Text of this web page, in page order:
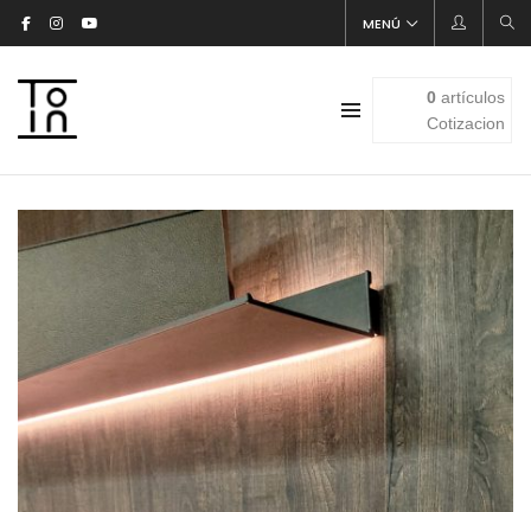
MENÚ
0artículos
Cotizacion